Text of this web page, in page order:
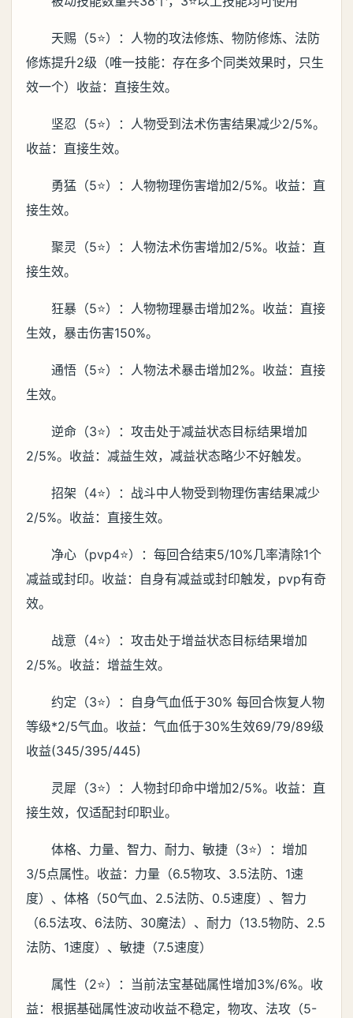
天赐（5⭐️）：人物的攻法修炼、物防修炼、法防
修炼提升2级（唯一技能：存在多个同类效果时，只生
效一个）收益：直接生效。
坚忍（5⭐️）：人物受到法术伤害结果减少2/5%。
收益：直接生效。
勇猛（5⭐️）：人物物理伤害增加2/5%。收益：直
接生效。
聚灵（5⭐️）：人物法术伤害增加2/5%。收益：直
接生效。
狂暴（5⭐️）：人物物理暴击增加2%。收益：直接
生效，暴击伤害150%。
通悟（5⭐️）：人物法术暴击增加2%。收益：直接
生效。
逆命（3⭐️）：攻击处于减益状态目标结果增加
2/5%。收益：减益生效，减益状态略少不好触发。
招架（4⭐️）：战斗中人物受到物理伤害结果减少
2/5%。收益：直接生效。
净心（pvp4⭐️）：每回合结束5/10%几率清除1个
减益或封印。收益：自身有减益或封印触发，pvp有奇
效。
战意（4⭐️）：攻击处于增益状态目标结果增加
2/5%。收益：增益生效。
约定（3⭐️）：自身气血低于30% 每回合恢复人物
等级*2/5气血。收益：气血低于30%生效69/79/89级
收益(345/395/445)
灵犀（3⭐️）：人物封印命中增加2/5%。收益：直
接生效，仅适配封印职业。
体格、力量、智力、耐力、敏捷（3⭐️）：增加
3/5点属性。收益：力量（6.5物攻、3.5法防、1速
度）、体格（50气血、2.5法防、0.5速度）、智力
（6.5法攻、6法防、30魔法）、耐力（13.5物防、2.5
法防、1速度）、敏捷（7.5速度）
属性（2⭐️）：当前法宝基础属性增加3%/6%。收
益：根据基础属性波动收益不稳定，物攻、法攻（5-